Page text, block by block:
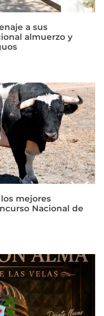
a sus
almuerzo y
mejores
Nacional de